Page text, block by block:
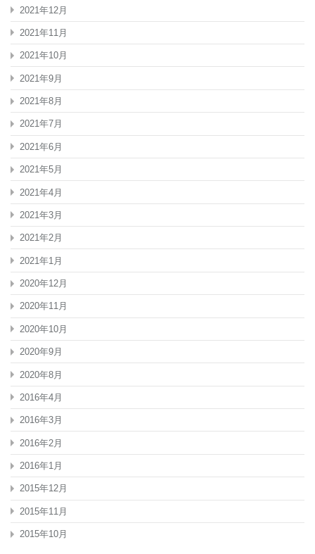
2021年12月
2021年11月
2021年10月
2021年9月
2021年8月
2021年7月
2021年6月
2021年5月
2021年4月
2021年3月
2021年2月
2021年1月
2020年12月
2020年11月
2020年10月
2020年9月
2020年8月
2016年4月
2016年3月
2016年2月
2016年1月
2015年12月
2015年11月
2015年10月